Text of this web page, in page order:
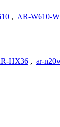
, AR-W610-
HX36 , ar-